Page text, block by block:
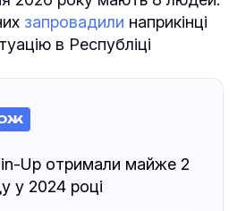
запровадили наприкінці
в Республіці
Up отримали майже 2
у 2024 році